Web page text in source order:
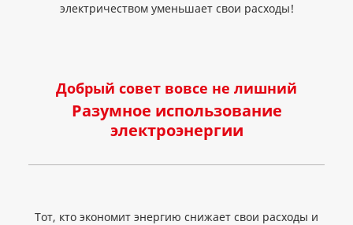
электричеством уменьшает свои расходы!
Добрый совет вовсе не лишний
Разумное использование
электроэнергии
Тот, кто экономит энергию снижает свои расходы и